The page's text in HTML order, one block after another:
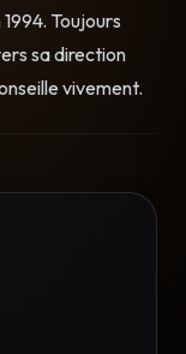
Toujours
sa direction
vivement.